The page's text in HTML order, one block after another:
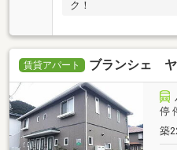
ク！
賃貸アパート ブランシェ
停
築